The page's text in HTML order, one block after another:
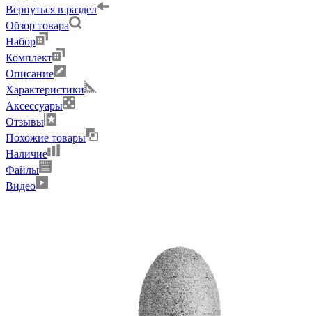
Вернуться в раздел
Обзор товара
Набор
Комплект
Описание
Характеристики
Аксессуары
Отзывы
Похожие товары
Наличие
Файлы
Видео